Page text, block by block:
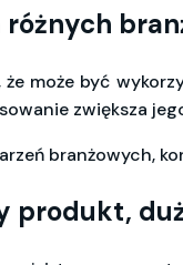
może być
zwiększa
branżowych,
produkt,